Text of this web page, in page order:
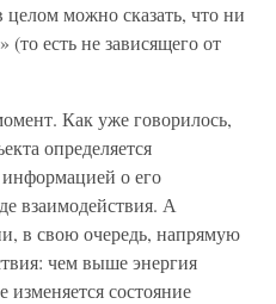
можно сказать, что ни
есть не зависящего от
Как уже говорилось,
определяется
о его
взаимодействия. А
в свою очередь, напрямую
чем выше энергия
изменяется состояние